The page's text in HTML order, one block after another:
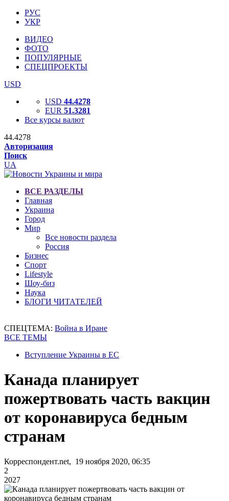
РУС
УКР
ВИДЕО
ФОТО
ПОПУЛЯРНЫЕ
СПЕЦПРОЕКТЫ
USD
USD 44.4278
EUR 51.3281
Все курсы валют
44.4278
Авторизация
Поиск
UA
ВСЕ РАЗДЕЛЫ
Главная
Украина
Город
Мир
Все новости раздела
Россия
Бизнес
Спорт
Lifestyle
Шоу-биз
Наука
БЛОГИ ЧИТАТЕЛЕЙ
СПЕЦТЕМА: Война в Иране
ВСЕ ТЕМЫ
Вступление Украины в ЕС
Канада планирует
пожертвовать часть вакцин
от коронавируса бедным
странам
Корреспондент.net, 19 ноября 2020, 06:35
2
2027